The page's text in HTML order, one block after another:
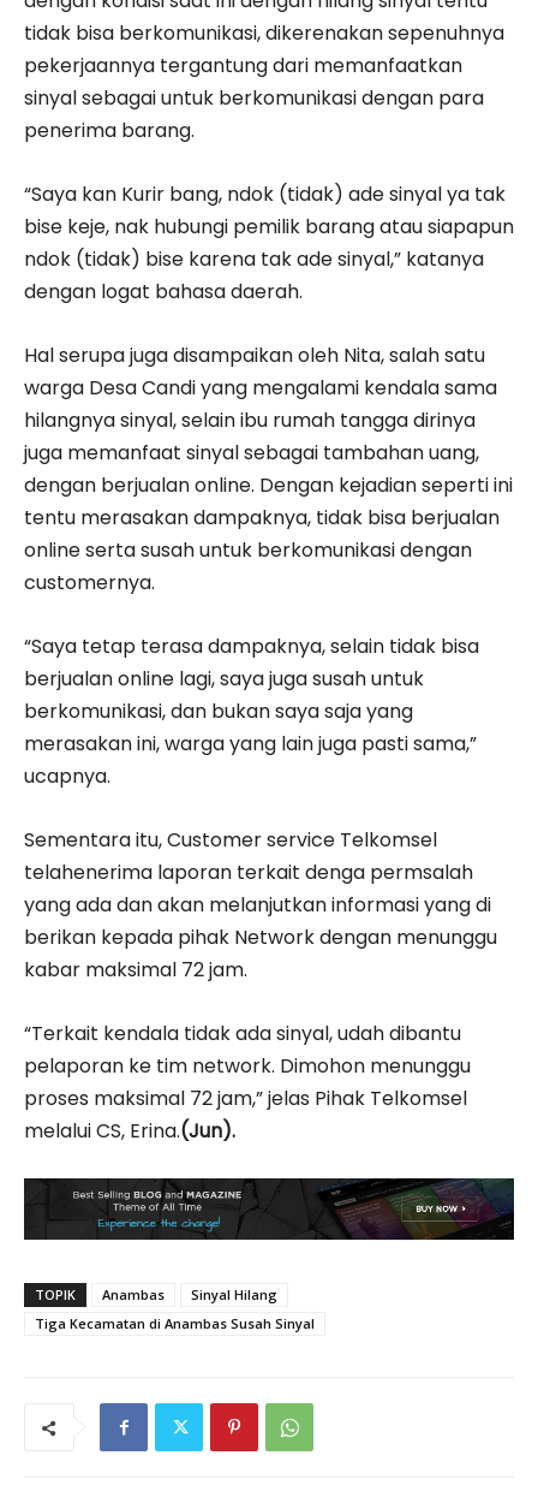
tidak bisa berkomunikasi, dikerenakan sepenuhnya
pekerjaannya tergantung dari memanfaatkan
sinyal sebagai untuk berkomunikasi dengan para
penerima barang.
“Saya kan Kurir bang, ndok (tidak) ade sinyal ya tak
bise keje, nak hubungi pemilik barang atau siapapun
ndok (tidak) bise karena tak ade sinyal,” katanya
dengan logat bahasa daerah.
Hal serupa juga disampaikan oleh Nita, salah satu
warga Desa Candi yang mengalami kendala sama
hilangnya sinyal, selain ibu rumah tangga dirinya
juga memanfaat sinyal sebagai tambahan uang,
dengan berjualan online. Dengan kejadian seperti ini
tentu merasakan dampaknya, tidak bisa berjualan
online serta susah untuk berkomunikasi dengan
customernya.
“Saya tetap terasa dampaknya, selain tidak bisa
berjualan online lagi, saya juga susah untuk
berkomunikasi, dan bukan saya saja yang
merasakan ini, warga yang lain juga pasti sama,”
ucapnya.
Sementara itu, Customer service Telkomsel
telahenerima laporan terkait denga permsalah
yang ada dan akan melanjutkan informasi yang di
berikan kepada pihak Network dengan menunggu
kabar maksimal 72 jam.
“Terkait kendala tidak ada sinyal, udah dibantu
pelaporan ke tim network. Dimohon menunggu
proses maksimal 72 jam,” jelas Pihak Telkomsel
melalui CS, Erina.(Jun).
TOPIK Anambas
Sinyal Hilang
Tiga Kecamatan di Anambas Susah Sinyal